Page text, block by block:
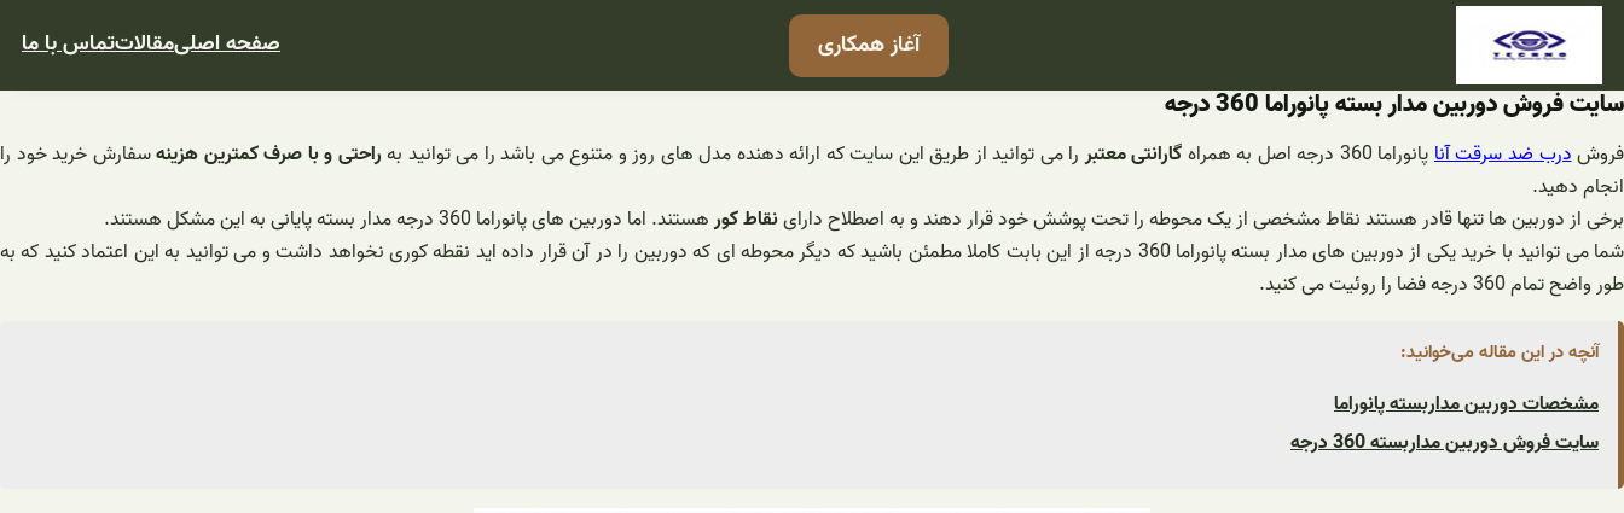
رفتن
آغاز همکاری صفحه اصلیمقالاتتماس با ما
سایت فروش دوربین مدار بسته پانوراما 360 درجه
فروشدرب ضد سرقت آناپانوراما 360 درجه اصل به همراه گارانتی معتبررا می توانید از طریق این سایت که ارائه دهنده مدل های روز و متنوع می باشد را می توانید بهراحتی و با صرف کمترین هزینهسفارش خرید خود را
انجام دهید.
برخی از دوربین ها تنها قادر هستند نقاط مشخصی از یک محوطه را تحت پوشش خود قرار دهند و به اصطلاح داراینقاط کورهستند. اما دوربین های پانوراما 360 درجه مدار بسته پایانی به این مشکل هستند.
شما می توانید با خرید یکی از دوربین های مدار بسته پانوراما 360 درجه از این بابت کاملا مطمئن باشید که دیگر محوطه ای که دوربین را در آن قرار داده اید نقطه کوری نخواهد داشت و می توانید به این اعتماد کنید که به
طور واضح تمام 360 درجه فضا را روئیت می کنید.
آنچه در این مقاله می‌خوانید:
مشخصات دوربین مداربسته پانوراما
سایت فروش دوربین مداربسته 360 درجه